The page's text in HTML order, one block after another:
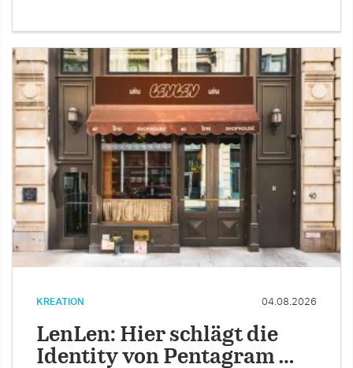
KREATION 04.08.2026
LenLen: Hier schlägt die
Identity von Pentagram …